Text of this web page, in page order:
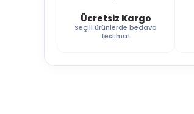
Ücretsiz Kargo
Seçili ürünlerde bedava
teslimat